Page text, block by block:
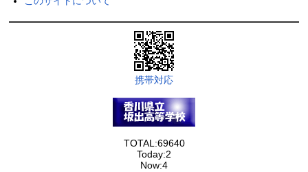
携帯対応
TOTAL:69640
Today:2
Now:4